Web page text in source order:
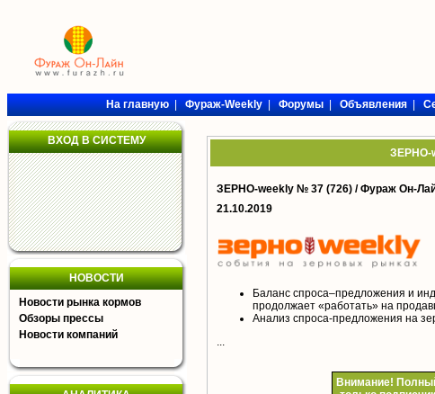
На главную|Фураж-Weekly|Форумы|Объявления|
ВХОД В СИСТЕМУ
НОВОСТИ
Новости рынка кормов
Обзоры прессы
Новости компаний
ЗЕРНО-
ЗЕРНО-weekly № 37 (726) /Фураж Он-
21.10.2019
Баланс спроса–предложения и
продолжает «работать» на
Анализ спроса-предложения на
...
Внимание!